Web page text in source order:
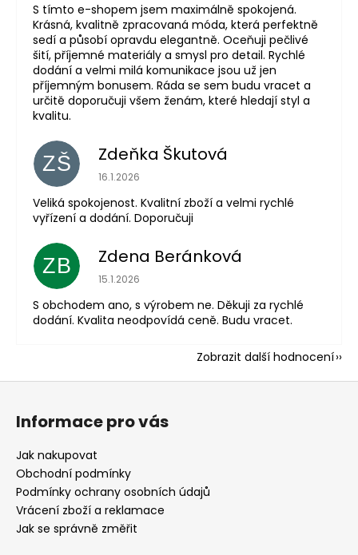
S tímto e-shopem jsem maximálně spokojená.
Krásná, kvalitně zpracovaná móda, která perfektně
sedí a působí opravdu elegantně. Oceňuji pečlivé
šití, příjemné materiály a smysl pro detail. Rychlé
dodání a velmi milá komunikace jsou už jen
příjemným bonusem. Ráda se sem budu vracet a
určitě doporučuji všem ženám, které hledají styl a
kvalitu.
ZŠ Zdeňka Škutová
Hodnocení obchodu je 5 z 5 hvězdiček.
16.1.2026
Veliká spokojenost. Kvalitní zboží a velmi rychlé
vyřízení a dodání. Doporučuji
ZB Zdena Beránková
Hodnocení obchodu je 1 z 5 hvězdiček.
15.1.2026
S obchodem ano, s výrobem ne. Děkuji za rychlé
dodání. Kvalita neodpovídá ceně. Budu vracet.
Zobrazit další hodnocení
Z
Informace pro vás
Jak nakupovat
Obchodní podmínky
Podmínky ochrany osobních údajů
Vrácení zboží a reklamace
Jak se správně změřit